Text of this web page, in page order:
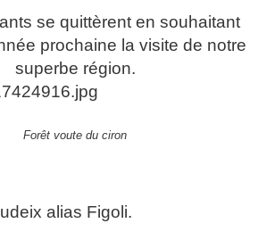
se quittèrent en souhaitant
prochaine la visite de notre
superbe région.
Forêt voute du ciron
alias Figoli.